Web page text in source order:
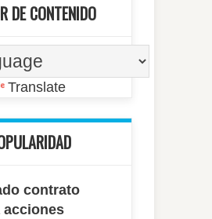
DE CONTENIDO
Translate
contrato
acciones